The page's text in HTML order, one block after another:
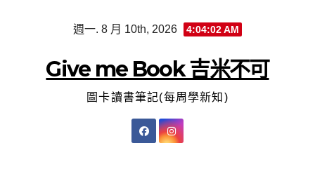
週一. 8 月 10th, 2026 4:04:02 AM
Give me Book 吉米不可
圖卡讀書筆記(每周學新知)